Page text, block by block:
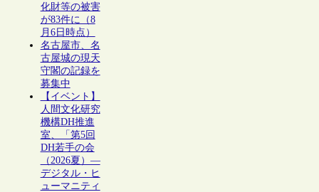
化財等の被害
が83件に（8
月6日時点）
名古屋市、名
古屋城の現天
守閣の記録を
募集中
【イベント】
人間文化研究
機構DH推進
室、「第5回
DH若手の会
（2026夏）―
デジタル・ヒ
ューマニティ